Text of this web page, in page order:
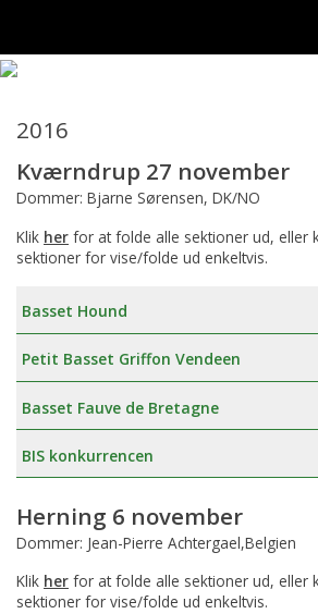
2016
Kværndrup 27 november
Dommer: Bjarne Sørensen, DK/NO
Klik her for at folde alle sektioner ud, eller
sektioner for vise/folde ud enkeltvis.
Basset Hound
Petit Basset Griffon Vendeen
Basset Fauve de Bretagne
BIS konkurrencen
Herning 6 november
Dommer: Jean-Pierre Achtergael,Belgien
Klik her for at folde alle sektioner ud, eller
sektioner for vise/folde ud enkeltvis.